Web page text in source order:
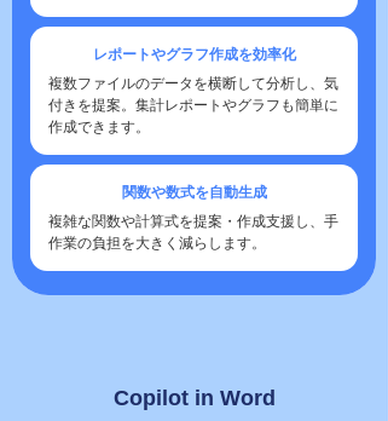
レポートやグラフ作成を効率化
複数ファイルのデータを横断して分析し、気
付きを提案。集計レポートやグラフも簡単に
作成できます。
関数や数式を自動生成
複雑な関数や計算式を提案・作成支援し、手
作業の負担を大きく減らします。
Copilot in Word